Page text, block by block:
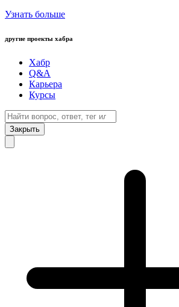
Узнать больше
другие проекты хабра
Хабр
Q&A
Карьера
Курсы
Закрыть